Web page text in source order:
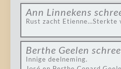
Ann Linnekens
Rust zacht Etienne…Sterkte
Berthe Geelen
Innige deelneming.